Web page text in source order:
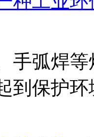
手弧焊
到保护